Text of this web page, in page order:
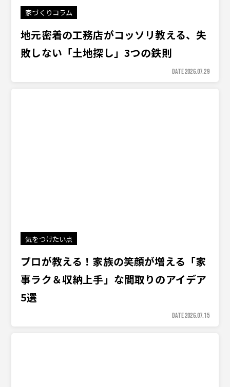
家づくりコラム
地元密着の工務店がコッソリ教える、失
敗しない「土地探し」3つの鉄則
DATE 2026.07.29
気をつけたい点
プロが教える！家族の笑顔が増える「家
事ラク＆収納上手」な間取りのアイデア
5選
DATE 2026.07.15